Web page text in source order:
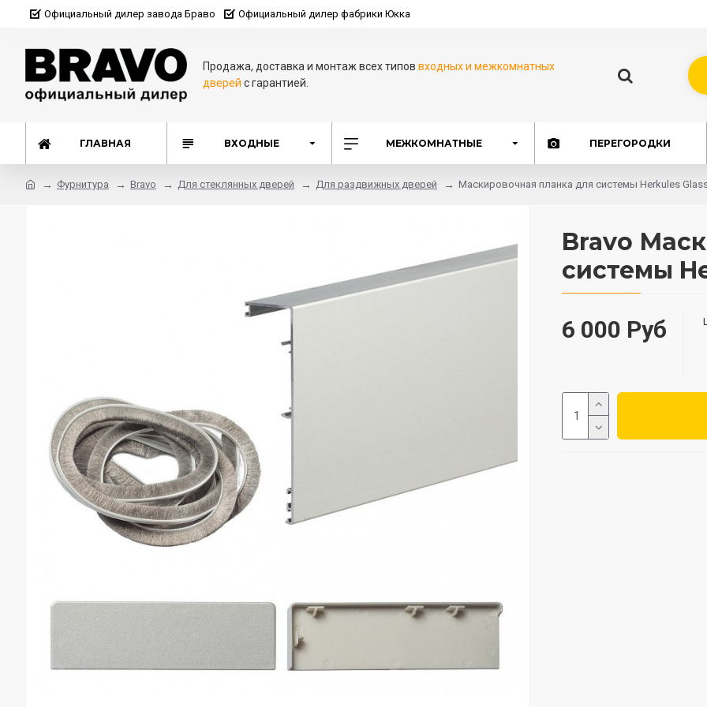
Официальный дилер завода Браво Официальный дилер фабрики Юкка
Продажа, доставка и монтаж всех типоввходных и межкомнатных
дверей с гарантией.
ГЛАВНАЯ ВХОДНЫЕ МЕЖКОМНАТНЫЕ ПЕРЕГОРОДКИ
Фурнитура Bravo Для стеклянных дверей Для раздвижных дверей Маскировочная планка для системы Herkules
Bravo
системы
6 000 Руб